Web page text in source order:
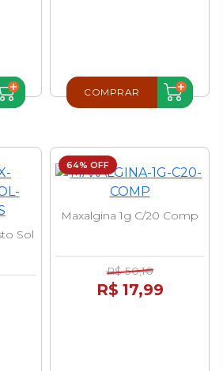
COMPRAR
Sol
64% OFF
Maxalgina 1g C/20 Comp
R$ 50,10
R$ 17,99